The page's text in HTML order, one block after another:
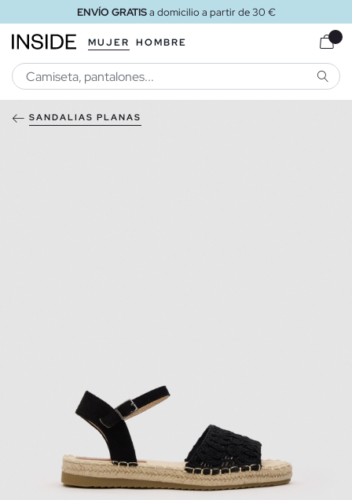
ENVÍO GRATISa domicilio a partir de 30 €
MUJER HOMBRE
SANDALIAS PLANAS